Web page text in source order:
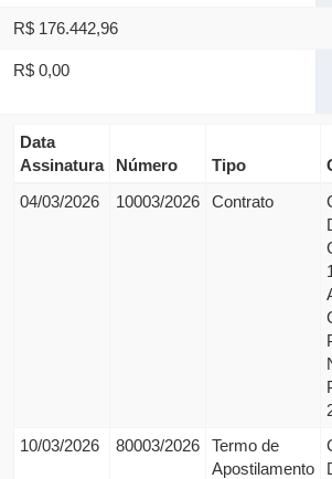
R$ 176.442,96
R$ 0,00
Data
Assinatura
Número Tipo
04/03/2026
10003/2026 Contrato
10/03/2026
80003/2026
Termo de
Apostilamento